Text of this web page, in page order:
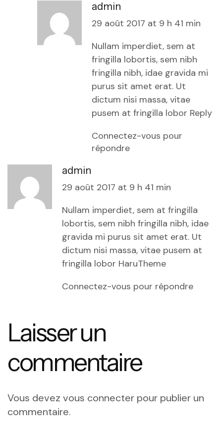
admin
29 août 2017 at 9 h 41 min
Nullam imperdiet, sem at
fringilla lobortis, sem nibh
fringilla nibh, idae gravida mi
purus sit amet erat. Ut
dictum nisi massa, vitae
pusem at fringilla lobor Reply
Connectez-vous pour
répondre
admin
29 août 2017 at 9 h 41 min
Nullam imperdiet, sem at fringilla
lobortis, sem nibh fringilla nibh, idae
gravida mi purus sit amet erat. Ut
dictum nisi massa, vitae pusem at
fringilla lobor HaruTheme
Connectez-vous pour répondre
Laisser un
commentaire
Vous devez vous connecter pour publier un
commentaire.